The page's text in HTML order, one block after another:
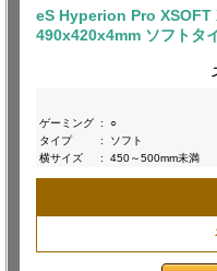
eS Hyperion Pro
490x420x4mm ソフトタ
ゲーミング :
○
タイプ
:
ソフト
横サイズ
: 450～500mm未満